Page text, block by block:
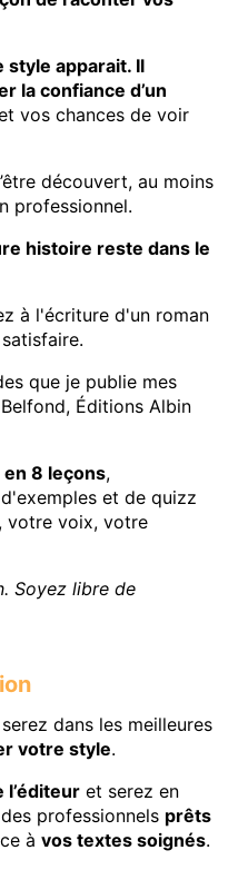
style apparait. Il
la confiance d’un
vos chances de voir
découvert, au moins
professionnel.
histoire reste dans le
à l'écriture d'un roman
que je publie mes
Éditions Albin
8 leçons,
et de quizz
votre voix, votre
Soyez libre de
dans les meilleures
votre style.
l’éditeur et serez en
professionnels prêts
à vos textes soignés.